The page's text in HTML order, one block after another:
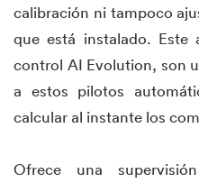
calibración ni tampoco
que está instalado. Este
control AI Evolution, son
a estos pilotos
calcular al instante los
Ofrece una